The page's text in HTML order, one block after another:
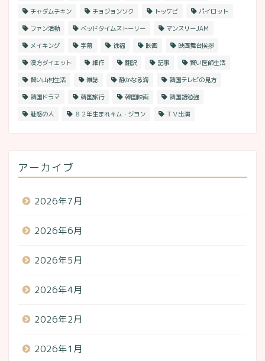
チャダムチキン チョジョンソク トッケビ パイロット
ファン活動 ベッドタイムストーリー マンスリーJAM
メイキング 字幕 徐福 映画 映画舞台挨拶
漢方ダイエット 細作 翻訳 記事 賢い医師生活
賢い山村生活 雑誌 静かなる海 韓国テレビの見方
韓国ドラマ 韓国旅行 韓国映画 韓国語勉強
魅惑の人 ８２年生まれキム・ジヨン ＴＶ出演
アーカイブ
2026年7月
2026年6月
2026年5月
2026年4月
2026年2月
2026年1月